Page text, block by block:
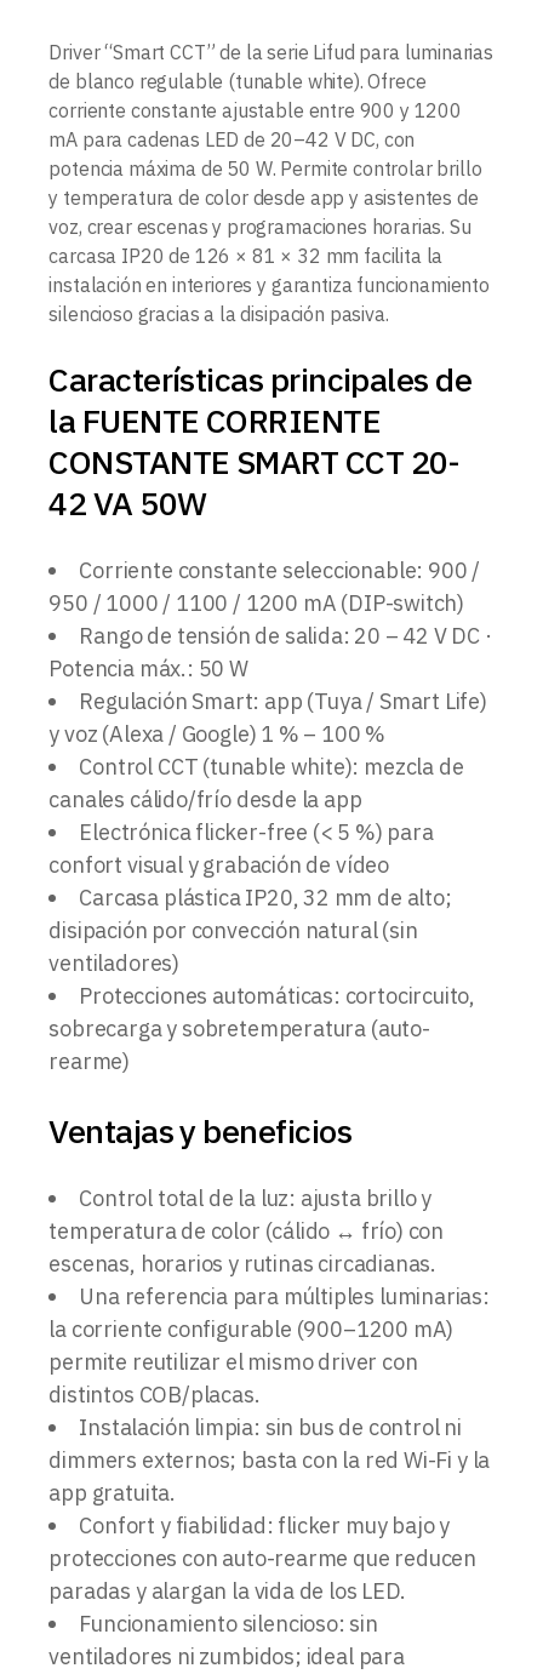
Driver “Smart CCT” de la serie Lifud para luminarias
de blanco regulable (tunable white). Ofrece
corriente constante ajustable entre 900 y 1200
mA para cadenas LED de 20–42 V DC, con
potencia máxima de 50 W. Permite controlar brillo
y temperatura de color desde app y asistentes de
voz, crear escenas y programaciones horarias. Su
carcasa IP20 de 126 × 81 × 32 mm facilita la
instalación en interiores y garantiza funcionamiento
silencioso gracias a la disipación pasiva.
Características principales de
la FUENTE CORRIENTE
CONSTANTE SMART CCT 20-
42 VA 50W
Corriente constante seleccionable: 900 /
950 / 1000 / 1100 / 1200 mA (DIP-switch)
Rango de tensión de salida: 20 – 42 V DC ·
Potencia máx.: 50 W
Regulación Smart: app (Tuya / Smart Life)
y voz (Alexa / Google) 1 % – 100 %
Control CCT (tunable white): mezcla de
canales cálido/frío desde la app
Electrónica flicker-free (< 5 %) para
confort visual y grabación de vídeo
Carcasa plástica IP20, 32 mm de alto;
disipación por convección natural (sin
ventiladores)
Protecciones automáticas: cortocircuito,
sobrecarga y sobretemperatura (auto-
rearme)
Ventajas y beneficios
Control total de la luz: ajusta brillo y
temperatura de color (cálido ↔ frío) con
escenas, horarios y rutinas circadianas.
Una referencia para múltiples luminarias:
la corriente configurable (900–1200 mA)
permite reutilizar el mismo driver con
distintos COB/placas.
Instalación limpia: sin bus de control ni
dimmers externos; basta con la red Wi-Fi y la
app gratuita.
Confort y fiabilidad: flicker muy bajo y
protecciones con auto-rearme que reducen
paradas y alargan la vida de los LED.
Funcionamiento silencioso: sin
ventiladores ni zumbidos; ideal para